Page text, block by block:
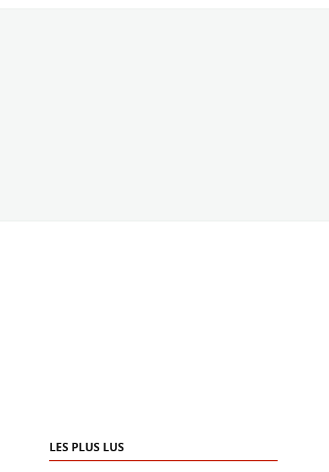
LES PLUS LUS